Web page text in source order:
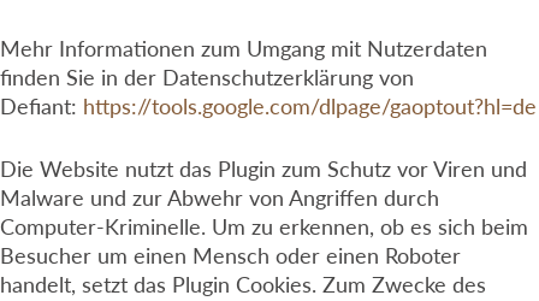
Mehr Informationen zum Umgang mit Nutzerdaten
finden Sie in der Datenschutzerklärung von
Defiant: https://tools.google.com/dlpage/gaoptout?hl=de
Die Website nutzt das Plugin zum Schutz vor Viren und
Malware und zur Abwehr von Angriffen durch
Computer-Kriminelle. Um zu erkennen, ob es sich beim
Besucher um einen Mensch oder einen Roboter
handelt, setzt das Plugin Cookies. Zum Zwecke des